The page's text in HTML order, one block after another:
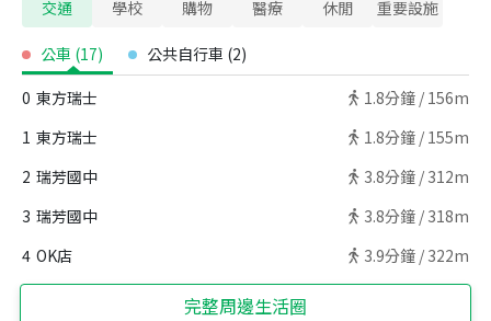
交通 學校 購物 醫療 休閒 重要設施
公車 (17) 公共自行車 (2)
0 東方瑞士 1.8分鐘 / 156m
1 東方瑞士 1.8分鐘 / 155m
2 瑞芳國中 3.8分鐘 / 312m
3 瑞芳國中 3.8分鐘 / 318m
4 OK店 3.9分鐘 / 322m
完整周邊生活圈